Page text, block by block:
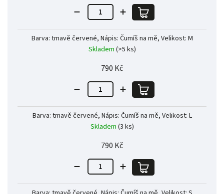
Barva: tmavě červené, Nápis: Čumíš na mě, Velikost: M
Skladem (>5 ks)
790 Kč
Barva: tmavě červené, Nápis: Čumíš na mě, Velikost: L
Skladem (3 ks)
790 Kč